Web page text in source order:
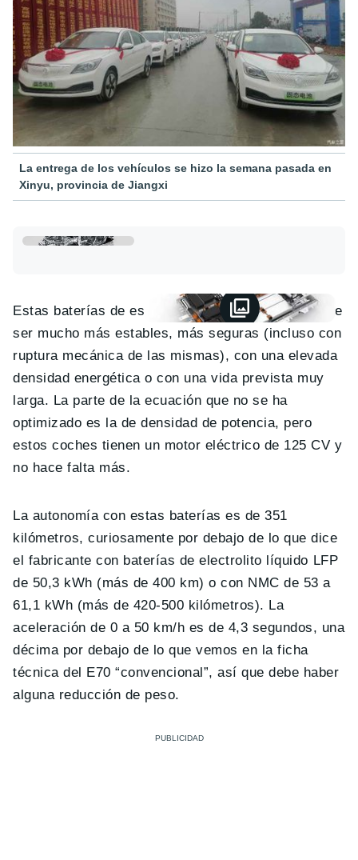
La entrega de los vehículos se hizo la semana pasada en
Xinyu, provincia de Jiangxi
Estas baterías de estado sólido tienen la ventaja de
ser mucho más estables, más seguras (incluso con
ruptura mecánica de las mismas), con una elevada
densidad energética o con una vida prevista muy
larga. La parte de la ecuación que no se ha
optimizado es la de densidad de potencia, pero
estos coches tienen un motor eléctrico de 125 CV y
no hace falta más.
La autonomía con estas baterías es de 351
kilómetros, curiosamente por debajo de lo que dice
el fabricante con baterías de electrolito líquido LFP
de 50,3 kWh (más de 400 km) o con NMC de 53 a
61,1 kWh (más de 420-500 kilómetros). La
aceleración de 0 a 50 km/h es de 4,3 segundos, una
décima por debajo de lo que vemos en la ficha
técnica del E70 “convencional”, así que debe haber
alguna reducción de peso.